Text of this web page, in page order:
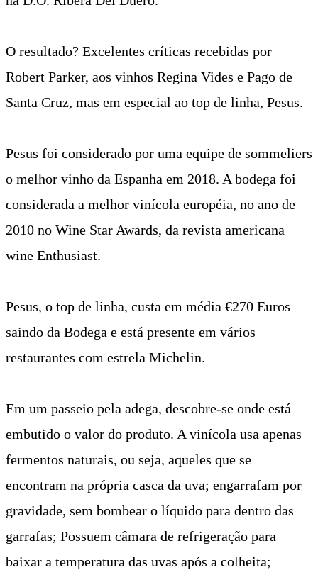
O resultado? Excelentes críticas recebidas por
Robert Parker, aos vinhos Regina Vides e Pago de
Santa Cruz, mas em especial ao top de linha, Pesus.
Pesus foi considerado por uma equipe de sommeliers
o melhor vinho da Espanha em 2018. A bodega foi
considerada a melhor vinícola européia, no ano de
2010 no Wine Star Awards, da revista americana
wine Enthusiast.
Pesus, o top de linha, custa em média €270 Euros
saindo da Bodega e está presente em vários
restaurantes com estrela Michelin.
Em um passeio pela adega, descobre-se onde está
embutido o valor do produto. A vinícola usa apenas
fermentos naturais, ou seja, aqueles que se
encontram na própria casca da uva; engarrafam por
gravidade, sem bombear o líquido para dentro das
garrafas; Possuem câmara de refrigeração para
baixar a temperatura das uvas após a colheita;